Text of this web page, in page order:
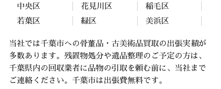
中央区
花見川区
稲毛区
若葉区
緑区 美浜区
当社では千葉市への骨董品・古美術品買取の出張実績が
多数あります。残置物処分や遺品整理のご予定の方は、
千葉県内の回収業者に品物の引取を頼む前に、当社まで
ご連絡ください。千葉市は出張費無料です。